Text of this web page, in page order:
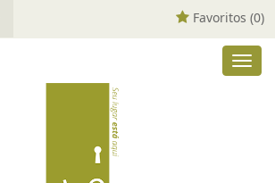
Favoritos (0)